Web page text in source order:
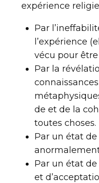
expérience
Par
l’expérience
vécu pour
Par la
connaissances
de et de la
toutes choses.
Par un état
Par un état
et